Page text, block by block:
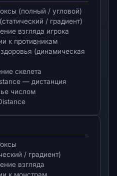
(полный / угловой)
/ градиент)
взгляда игрока
к противникам
(динамическая
скелета
— дистанция
числом
/ градиент)
взгляда